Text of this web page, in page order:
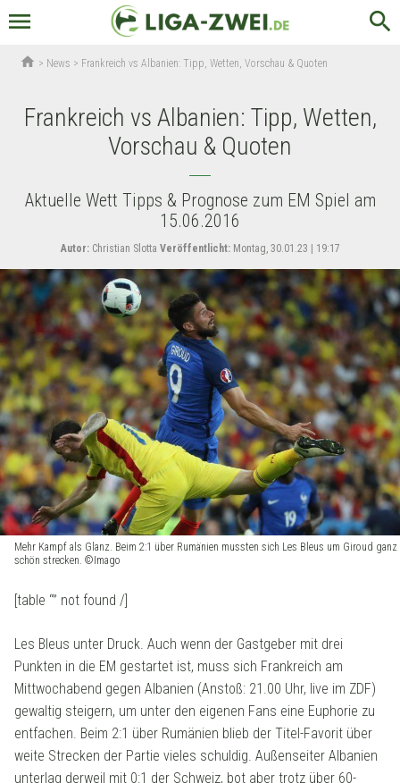
menu search
home > News > Frankreich vs Albanien: Tipp, Wetten, Vorschau & Quoten
Frankreich vs Albanien: Tipp, Wetten,
Vorschau & Quoten
Aktuelle Wett Tipps & Prognose zum EM Spiel am
15.06.2016
Autor:Christian Slotta Veröffentlicht:Montag, 30.01.23 | 19:17
Mehr Kampf als Glanz. Beim 2:1 über Rumänien mussten sich Les Bleus um Giroud ganz
schön strecken. ©Imago
[table “” not found /]
Les Bleus unter Druck. Auch wenn der Gastgeber mit drei
Punkten in die EM gestartet ist, muss sich Frankreich am
Mittwochabend gegen Albanien (Anstoß: 21.00 Uhr, live im ZDF)
gewaltig steigern, um unter den eigenen Fans eine Euphorie zu
entfachen. Beim 2:1 über Rumänien blieb der Titel-Favorit über
weite Strecken der Partie vieles schuldig. Außenseiter Albanien
unterlag derweil mit 0:1 der Schweiz, bot aber trotz über 60-